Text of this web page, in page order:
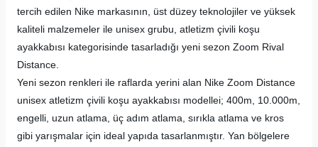
tercih edilen Nike markasının, üst düzey teknolojiler ve yüksek
kaliteli malzemeler ile unisex grubu, atletizm çivili koşu
ayakkabısı kategorisinde tasarladığı yeni sezon Zoom Rival
Distance.
Yeni sezon renkleri ile raflarda yerini alan Nike Zoom Distance
unisex atletizm çivili koşu ayakkabısı modellei; 400m, 10.000m,
engelli, uzun atlama, üç adım atlama, sırıkla atlama ve kros
gibi yarışmalar için ideal yapıda tasarlanmıştır. Yan bölgelere